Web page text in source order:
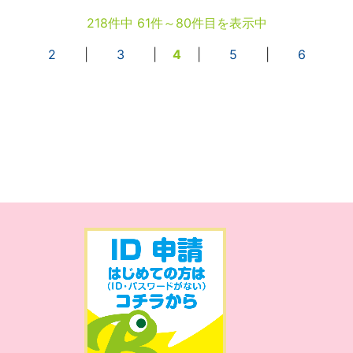
218件中 61件～80件目を表示中
2 3 4| 5 6